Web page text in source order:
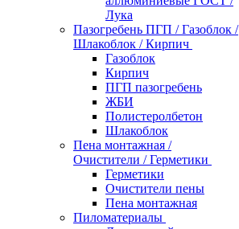
Лука
Пазогребень ПГП / Газоблок /
Шлакоблок / Кирпич
Газоблок
Кирпич
ПГП пазогребень
ЖБИ
Полистеролбетон
Шлакоблок
Пена монтажная /
Очистители / Герметики
Герметики
Очистители пены
Пена монтажная
Пиломатериалы